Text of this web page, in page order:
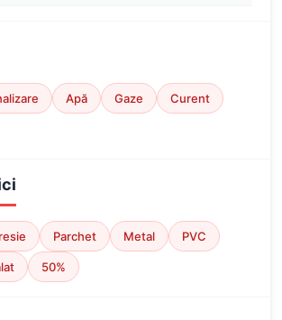
Apă Gaze Curent
Parchet Metal PVC
50%